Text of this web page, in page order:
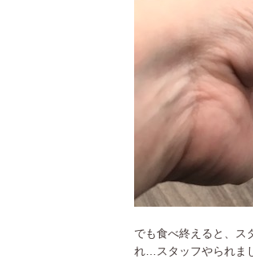
でも食べ終えると、ス
れ…スタッフやられま